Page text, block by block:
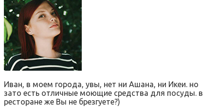
Иван, в моем города, увы, нет ни Ашана, ни Икеи. но
зато есть отличные моющие средства для посуды. в
ресторане же Вы не брезгуете?)